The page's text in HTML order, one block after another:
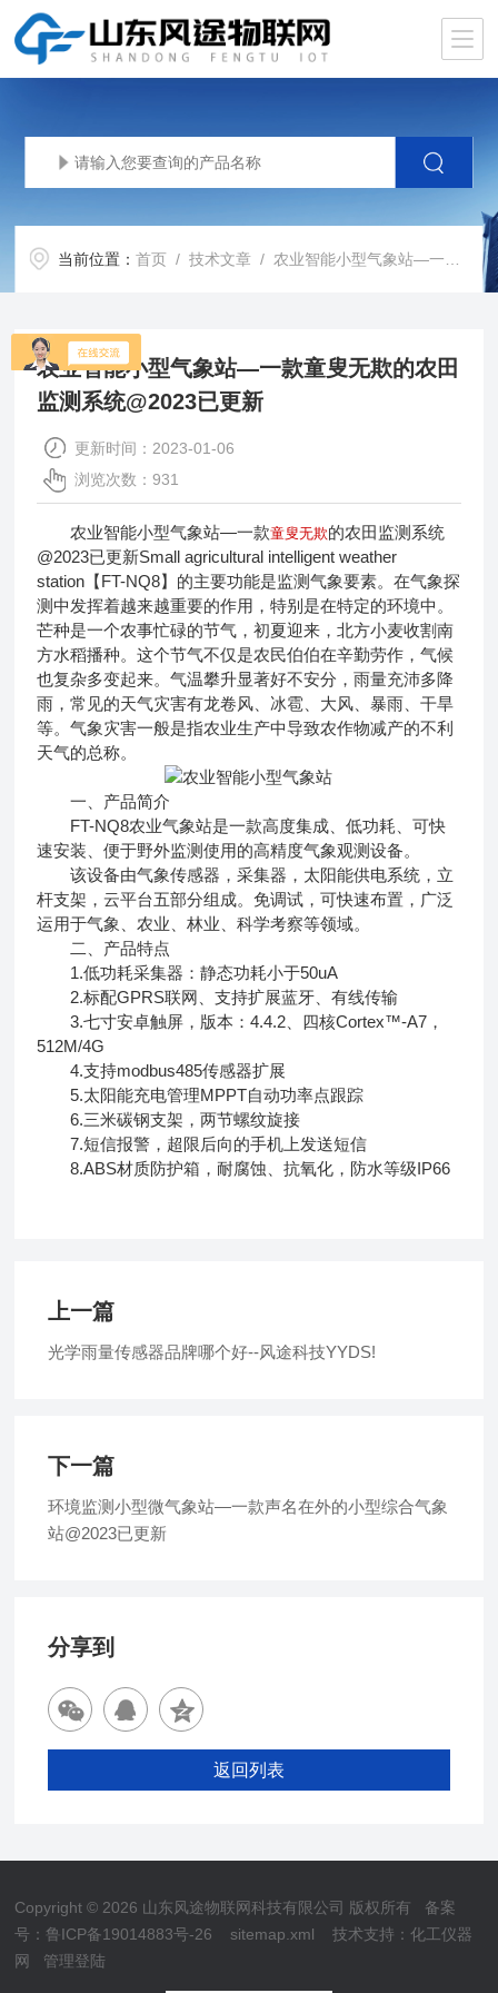
当前位置：首页 /技术文章 / 农业智能小型气象站—一款童叟无欺的农田监测系统@2023已更新
农业智能小型气象站—一款童叟无欺的农田
监测系统@2023已更新
更新时间：2023-01-06
浏览次数：931
农业智能小型气象站—一款童叟无欺的农田监测系统
@2023已更新Small agricultural intelligent weather
station【FT-NQ8】的主要功能是监测气象要素。在气象探
测中发挥着越来越重要的作用，特别是在特定的环境中。
芒种是一个农事忙碌的节气，初夏迎来，北方小麦收割南
方水稻播种。这个节气不仅是农民伯伯在辛勤劳作，气候
也复杂多变起来。气温攀升显著好不安分，雨量充沛多降
雨，常见的天气灾害有龙卷风、冰雹、大风、暴雨、干旱
等。气象灾害一般是指农业生产中导致农作物减产的不利
天气的总称。
一、产品简介
FT-NQ8农业气象站是一款高度集成、低功耗、可快
速安装、便于野外监测使用的高精度气象观测设备。
该设备由气象传感器，采集器，太阳能供电系统，立
杆支架，云平台五部分组成。免调试，可快速布置，广泛
运用于气象、农业、林业、科学考察等领域。
二、产品特点
1.低功耗采集器：静态功耗小于50uA
2.标配GPRS联网、支持扩展蓝牙、有线传输
3.七寸安卓触屏，版本：4.4.2、四核Cortex™-A7，
512M/4G
4.支持modbus485传感器扩展
5.太阳能充电管理MPPT自动功率点跟踪
6.三米碳钢支架，两节螺纹旋接
7.短信报警，超限后向的手机上发送短信
8.ABS材质防护箱，耐腐蚀、抗氧化，防水等级IP66
上一篇
光学雨量传感器品牌哪个好--风途科技YYDS!
下一篇
环境监测小型微气象站—一款声名在外的小型综合气象
站@2023已更新
分享到
返回列表
Copyright © 2026 山东风途物联网科技有限公司 版权所有 备案
号：鲁ICP备19014883号-26
sitemap.xml 技术支持：化工仪器
网
管理登陆